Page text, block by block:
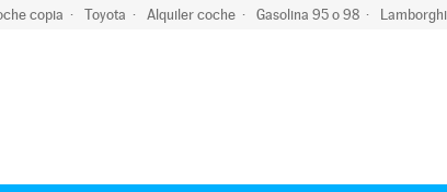
copia Toyota Alquiler coche Gasolina 95 o 98